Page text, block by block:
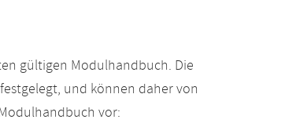
gültigen Modulhandbuch. Die
und können daher von
vor: